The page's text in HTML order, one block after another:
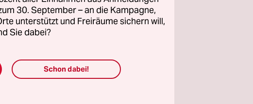
des Spiels
verstanden zu
die Latte löten.
30. September – an die Kampagne,
unterstützt und Freiräume sichern will,
Sie dabei?
Schon dabei!